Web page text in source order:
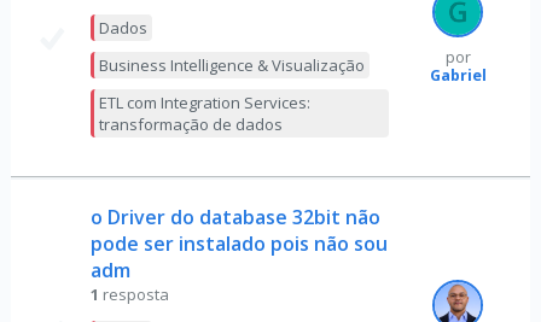
Dados
Business Intelligence & Visualização
ETL com Integration Services:
transformação de dados
por
Gabriel
o Driver do database 32bit não
pode ser instalado pois não sou
adm
1 resposta